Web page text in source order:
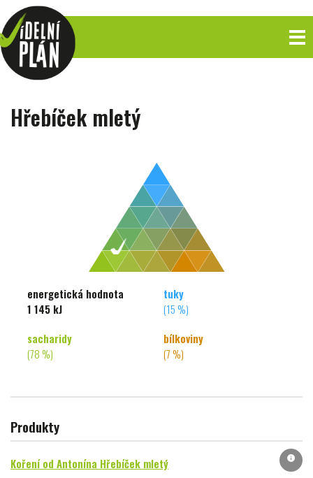
Hřebíček mletý
energetická hodnota
1 145 kJ
tuky
(15 %)
sacharidy
(78 %)
bílkoviny
(7 %)
Produkty
Koření od Antonína Hřebíček mletý info